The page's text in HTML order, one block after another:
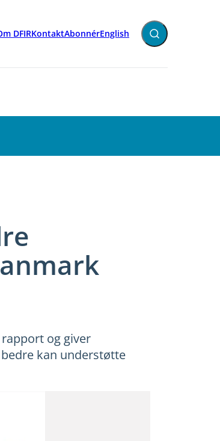
DFIRKontaktAbonnérEnglish Fold søgefelt ud
og giver
kan understøtte